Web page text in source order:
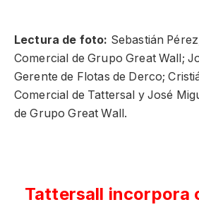
Lectura de foto: Sebastián
Comercial de Grupo Great Wall;
Gerente de Flotas de Derco;
Comercial de Tattersal y José
de Grupo Great Wall.
Tattersall incorpora